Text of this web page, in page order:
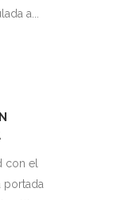
a...
con el
portada